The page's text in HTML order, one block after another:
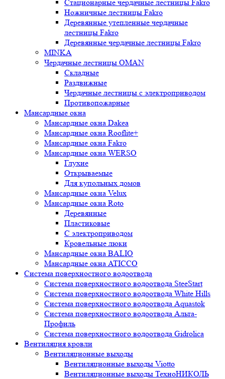
Стационарные чердачные лестницы Fakro
Ножничные лестницы Fakro
Деревянные утепленные чердачные
лестницы Fakro
Деревянные чердачные лестницы Fakro
MINKA
Чердачные лестницы OMAN
Складные
Раздвижные
Чердачные лестницы с электроприводом
Противопожарные
Мансардные окна
Мансардные окна Dakea
Мансардные окна Rooflite+
Мансардные окна Fakro
Мансардные окна WERSO
Глухие
Открываемые
Для купольных домов
Мансардные окна Velux
Мансардные окна Roto
Деревянные
Пластиковые
С электроприводом
Кровельные люки
Мансардные окна BALIO
Мансардные окна ATICCO
Система поверхностного водоотвода
Система поверхностного водоотвода SteeStart
Система поверхностного водоотвода White Hills
Система поверхностного водоотвода Aquastok
Система поверхностного водоотвода Альта-
Профиль
Система поверхностного водоотвода Gidrolica
Вентиляция кровли
Вентиляционные выходы
Вентиляционные выходы Viotto
Вентиляционные выходы ТехноНИКОЛЬ